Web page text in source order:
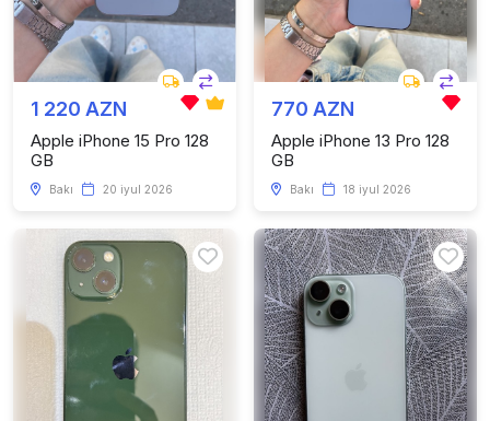
1 220 AZN
Apple iPhone 15 Pro 128
GB
Bakı 20 iyul 2026
770 AZN
Apple iPhone 13 Pro 128
GB
Bakı 18 iyul 2026